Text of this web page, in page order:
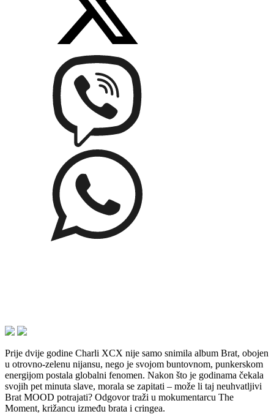
Prije dvije godine Charli XCX nije samo snimila album Brat, obojen
u otrovno-zelenu nijansu, nego je svojom buntovnom, punkerskom
energijom postala globalni fenomen. Nakon što je godinama čekala
svojih pet minuta slave, morala se zapitati – može li taj neuhvatljivi
Brat MOOD potrajati? Odgovor traži u mokumentarcu The
Moment, križancu između brata i cringea.